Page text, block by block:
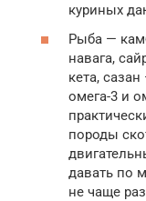
куриных
Рыба —
навага,
кета,
омега-3 и
породы
давать по
не чаще